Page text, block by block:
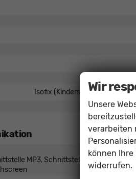
Isofix (Kindersitzbefestigung),
MP3, Schnittstelle USB,
Wir
Unsere
verarbeiten
können
widerrufen.